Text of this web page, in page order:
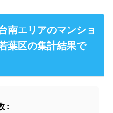
南エリアのマンショ
葉区の集計結果で
: